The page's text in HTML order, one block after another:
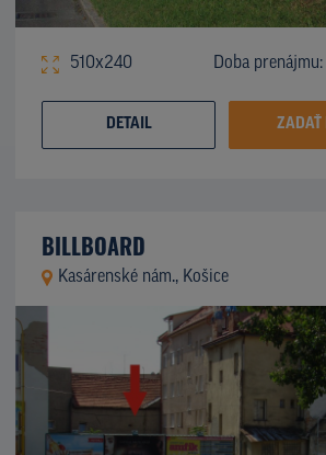
510x240 Doba prenájmu:
DETAIL ZADAŤ
BILLBOARD
Kasárenské nám., Košice